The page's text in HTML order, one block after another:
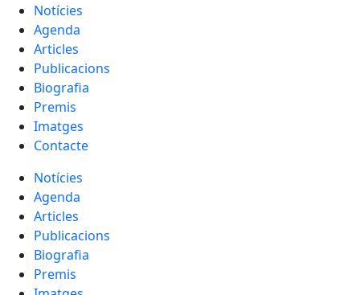
Notícies
Agenda
Articles
Publicacions
Biografia
Premis
Imatges
Contacte
Notícies
Agenda
Articles
Publicacions
Biografia
Premis